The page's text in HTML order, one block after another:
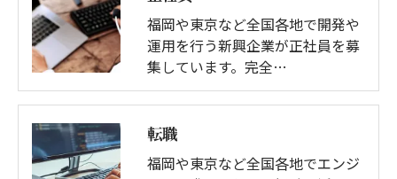
福岡や東京など全国各地で開発や
運用を行う新興企業が正社員を募
集しています。完全…
転職
福岡や東京など全国各地でエンジ